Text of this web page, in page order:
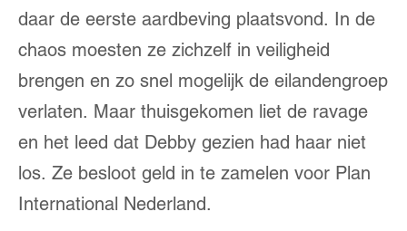
daar de eerste aardbeving plaatsvond. In de
chaos moesten ze zichzelf in veiligheid
brengen en zo snel mogelijk de eilandengroep
verlaten. Maar thuisgekomen liet de ravage
en het leed dat Debby gezien had haar niet
los. Ze besloot geld in te zamelen voor Plan
International Nederland.